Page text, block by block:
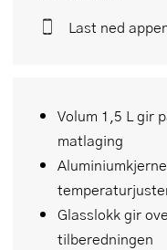
Volum 1,5 L gir
matlaging
Glasslokk gir
tilberedningen
Last ned